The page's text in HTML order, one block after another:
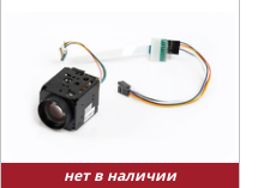
нет в наличии